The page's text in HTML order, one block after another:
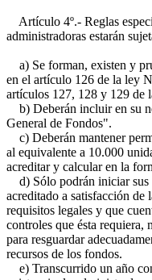
Artículo 4º.- Reglas
administradoras estarán
a) Se forman, existen y
en el artículo 126 de la ley
artículos 127, 128 y 129 de
b) Deberán incluir en su
General de Fondos".
c) Deberán mantener
al equivalente a 10.000
acreditar y calcular en la
d) Sólo podrán iniciar sus
acreditado a satisfacción de
requisitos legales y que
controles que ésta requiera,
para resguardar
recursos de los fondos.
e) Transcurrido un año